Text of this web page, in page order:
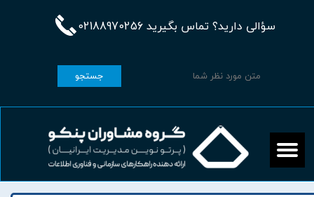
سؤالی دارید؟ تماس بگیرید 02188970256
جستجو